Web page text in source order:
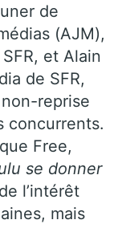
de
(AJM),
et Alain
de SFR,
reprise
concurrents.
Free,
se donner
de l’intérêt
mais